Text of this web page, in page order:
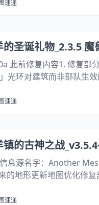
至 18EX 30 修复补丁 29
速递
的圣诞礼物_2.3.5 魔
此前修复内容1. 修复部
光环对建筑而非部队生
描述文本6. 「永恒...
速递
镇的古神之战
息源名字：Another
的地形更新地图优化修
速递